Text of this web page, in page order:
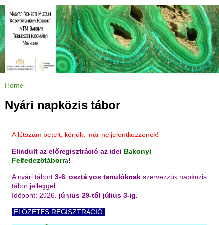
Jump to navigation
Y
u
Home
Nyári napközis tábor
A létszám betelt, kérjük, már ne jelentkezzenek!
Elindult az előregisztráció az idei Bakonyi
Felfedezőtáborra!
A nyári tábort3-6. osztályos tanulóknak szervezzük napközis
tábor jelleggel.
Időpont: 2026. június 29-től július 3-ig.
ELŐZETES REGISZTRÁCIÓ